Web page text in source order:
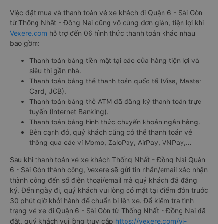
Việc đặt mua và thanh toán vé xe khách đi Quận 6 - Sài Gòn
từ Thống Nhất - Đồng Nai cũng vô cùng đơn giản, tiện lợi khi
Vexere.com hỗ trợ đến 06 hình thức thanh toán khác nhau
bao gồm:
Thanh toán bằng tiền mặt tại các cửa hàng tiện lợi và
siêu thị gần nhà.
Thanh toán bằng thẻ thanh toán quốc tế (Visa, Master
Card, JCB).
Thanh toán bằng thẻ ATM đã đăng ký thanh toán trực
tuyến (Internet Banking).
Thanh toán bằng hình thức chuyển khoản ngân hàng.
Bên cạnh đó, quý khách cũng có thể thanh toán vé
thông qua các ví Momo, ZaloPay, AirPay, VNPay,…
Sau khi thanh toán vé xe khách Thống Nhất - Đồng Nai Quận
6 - Sài Gòn thành công, Vexere sẽ gửi tin nhắn/email xác nhận
thành công đến số điện thoại/email mà quý khách đã đăng
ký. Đến ngày đi, quý khách vui lòng có mặt tại điểm đón trước
30 phút giờ khởi hành để chuẩn bị lên xe. Để kiểm tra tình
trạng vé xe đi Quận 6 - Sài Gòn từ Thống Nhất - Đồng Nai đã
đặt, quý khách vui lòng truy cập https://vexere.com/vi-